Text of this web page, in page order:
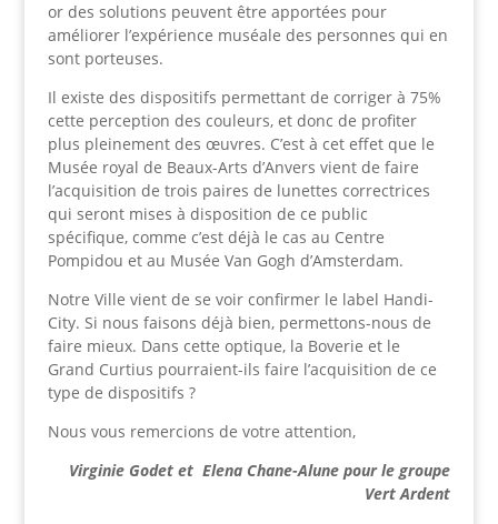
or des solutions peuvent être apportées pour
améliorer l’expérience muséale des personnes qui en
sont porteuses.
Il existe des dispositifs permettant de corriger à 75%
cette perception des couleurs, et donc de profiter
plus pleinement des œuvres. C’est à cet effet que le
Musée royal de Beaux-Arts d’Anvers vient de faire
l’acquisition de trois paires de lunettes correctrices
qui seront mises à disposition de ce public
spécifique, comme c’est déjà le cas au Centre
Pompidou et au Musée Van Gogh d’Amsterdam.
Notre Ville vient de se voir confirmer le label Handi-
City. Si nous faisons déjà bien, permettons-nous de
faire mieux. Dans cette optique, la Boverie et le
Grand Curtius pourraient-ils faire l’acquisition de ce
type de dispositifs ?
Nous vous remercions de votre attention,
Virginie Godet et Elena Chane-Alune pour le groupe
Vert Ardent